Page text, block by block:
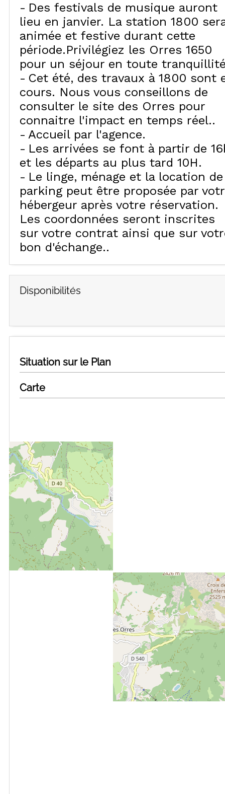
Des festivals de musique auront
lieu en janvier. La station 1800
animée et festive durant cette
période.Privilégiez les Orres 1650
pour un séjour en toute
Cet été, des travaux à 1800 sont
cours. Nous vous conseillons de
consulter le site des Orres pour
connaitre l'impact en temps réel.
Accueil par l'agence
Les arrivées se font à partir de
et les départs au plus tard 10H
Le linge, ménage et la location de
parking peut être proposée par
hébergeur après votre réservation.
Les coordonnées seront inscrites
sur votre contrat ainsi que sur
bon d'échange.
Disponibilités
Situation sur le Plan
Carte